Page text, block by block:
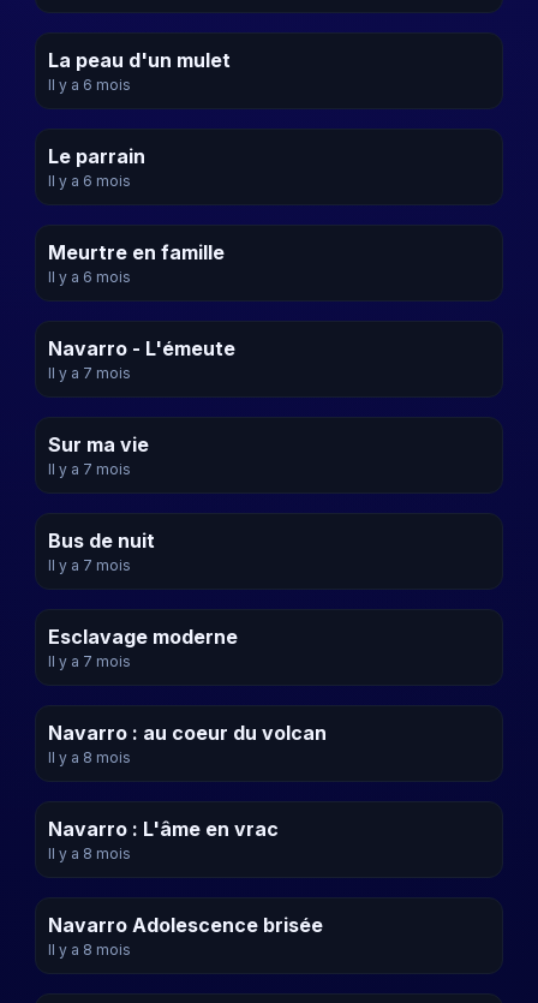
La peau d'un mulet
Il y a 6 mois
Le parrain
Il y a 6 mois
Meurtre en famille
Il y a 6 mois
Navarro - L'émeute
Il y a 7 mois
Sur ma vie
Il y a 7 mois
Bus de nuit
Il y a 7 mois
Esclavage moderne
Il y a 7 mois
Navarro : au coeur du volcan
Il y a 8 mois
Navarro : L'âme en vrac
Il y a 8 mois
Navarro Adolescence brisée
Il y a 8 mois